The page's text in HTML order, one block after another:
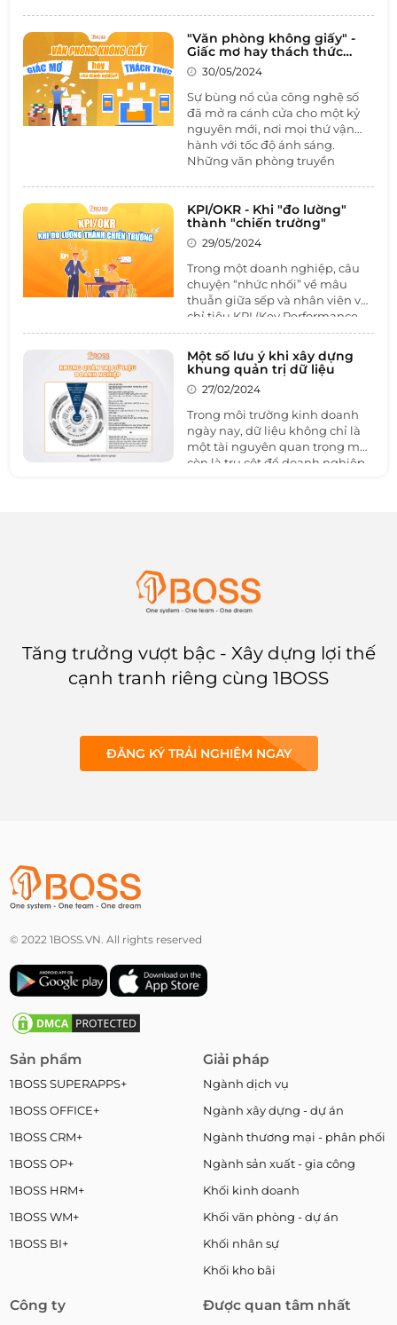
tích hợp đa ứng dụng một cách
thông minh mà còn tùy chỉnh
linh hoạt theo từng đặc thù
ngành nghề, hứa hẹn mang
đến sự tiện lợi và hiệu quả cho
mọi doanh nghiệp. Cùng1BOSS
điểm danh những điểm nổi bật
mà nền tảng này mang lại là
gì?
"Văn phòng không giấy" -
Giấc mơ hay thách thức
doanh nghiệp
30/05/2024
Sự bùng nổ của công nghệ số
đã mở ra cánh cửa cho một kỷ
nguyên mới, nơi mọi thứ vận
hành với tốc độ ánh sáng.
Những văn phòng truyền
lạc hậu và kém hiệu quả. Lý do
là gì?
KPI/OKR - Khi "đo lường"
thành "chiến trường"
29/05/2024
Trong một doanh nghiệp, câu
chuyện “nhức nhối” về mâu
thuẫn giữa sếp và nhân viên về
chỉ tiêu KPI (Key Performance
Indicators) và OKR (Objectives
and Key Results) không phải là
hiếm. Lý do nào làm những
mâu thuẫn này tồn tại? Hãy
khám phá cùng 1BOSS
Một số lưu ý khi xây dựng
khung quản trị dữ liệu
27/02/2024
Trong môi trường kinh doanh
ngày nay, dữ liệu không chỉ là
một tài nguyên quan trọng mà
còn là trụ cột để doanh nghiệp
Tăng trưởng vượt bậc - Xây dựng lợi thế
cạnh tranh riêng cùng 1BOSS
ĐĂNG KÝ TRẢI NGHIỆM NGAY
© 2022 1BOSS.VN. All rights reserved
Sản phẩm
1BOSS SUPERAPPS+
1BOSS OFFICE+
1BOSS CRM+
1BOSS OP+
1BOSS HRM+
1BOSS WM+
1BOSS BI+
Giải pháp
Ngành dịch vụ
Ngành xây dựng - dự án
Ngành thương mại - phân phối
Ngành sản xuất - gia công
Khối kinh doanh
Khối văn phòng - dự án
Khối nhân sự
Khối kho bãi
Công ty Được quan tâm nhất